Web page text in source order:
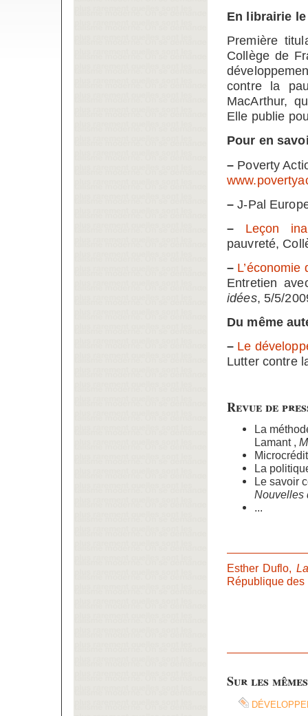
En librairie
Première
Collège de
contre la
MacArthur,
Elle publie
Pour en
– Poverty
– J-Pal
–
Leçon
pauvreté,
– L’économie
Entretien
idées, 5/5/
Du même
– Le
Lutter contre
Revue de
La
Lamant ,
La
Le savoir
Nouvelles
...
Esther Duflo,
République des
Sur les